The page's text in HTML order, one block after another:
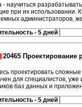
- научиться
при их использовании.
администраторов,
- 5 дней
20465 Проектирование
проектировать
для специалистов,
баз данных и
- 5 дней